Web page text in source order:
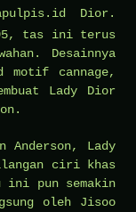
Dior.
tas ini terus
Desainnya
cannage,
Lady Dior
Anderson, Lady
ciri khas
ini pun semakin
oleh Jisoo